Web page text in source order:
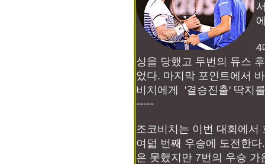
4
싱을 당했고 두번의 듀스
었다. 마지막 포인트에서
비치에게 '결승진출' 딱지
-----
조코비치는 이번 대회에서
여덟 번째 우승에 도전한
은 못했지만 7번의 우승